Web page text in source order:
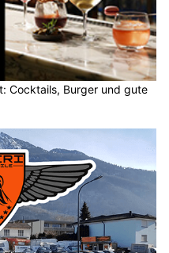
Cocktails, Burger und gute